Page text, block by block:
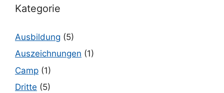
Kategorie
Ausbildung (5)
Auszeichnungen (1)
Camp (1)
Dritte (5)